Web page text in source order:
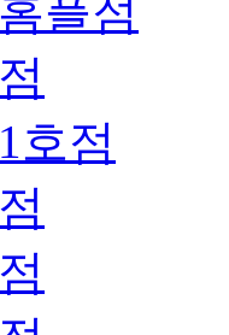
플점
호점